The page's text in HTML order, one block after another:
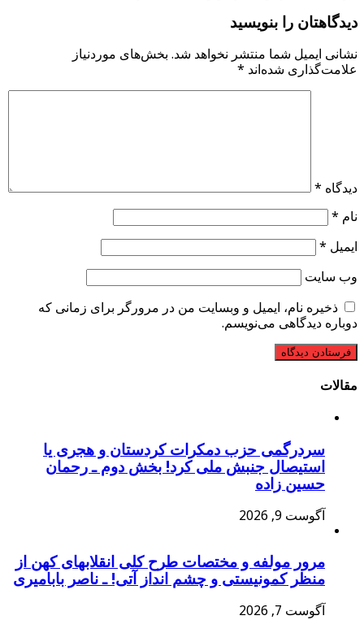
دیدگاهتان را بنویسید
نشانی ایمیل شما منتشر نخواهد شد. بخش‌های موردنیاز
علامت‌گذاری شده‌اند *
دیدگاه *
نام *
ایمیل *
وب‌ سایت
ذخیره نام، ایمیل و وبسایت من در مرورگر برای زمانی که
دوباره دیدگاهی می‌نویسم.
مقالات
سردرگمی حزب دمکرات کردستان و هجری یا
استیصال جنبش ملی کرد! بخش دوم ـ رحمان
حسین زاده
آگوست 9, 2026
مرور مولفه و مختصات طرح کلی انقلابهای کهن از
منظر کمونیستی و چشم انداز آتی! ـ ناصر بابامیری
آگوست 7, 2026